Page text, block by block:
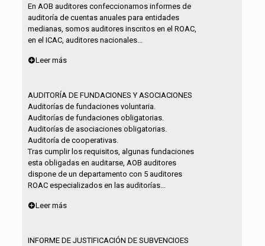
En AOB auditores confeccionamos informes de
auditoría de cuentas anuales para entidades
medianas, somos auditores inscritos en el ROAC,
en el ICAC, auditores nacionales...
Leer más
AUDITORÍA DE FUNDACIONES Y ASOCIACIONES
Auditorías de fundaciones voluntaria.
Auditorías de fundaciones obligatorias.
Auditorías de asociaciones obligatorias.
Auditoría de cooperativas.
Tras cumplir los requisitos, algunas fundaciones
esta obligadas en auditarse, AOB auditores
dispone de un departamento con 5 auditores
ROAC especializados en las auditorías...
Leer más
INFORME DE JUSTIFICACIÓN DE SUBVENCIOES